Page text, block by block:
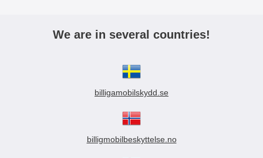
We are in several countries!
billigamobilskydd.se
billigmobilbeskyttelse.no